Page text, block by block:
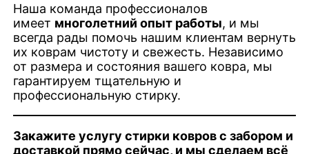
Наша команда профессионалов
имеет многолетний опыт работы, и мы
всегда рады помочь нашим клиентам вернуть
их коврам чистоту и свежесть. Независимо
от размера и состояния вашего ковра, мы
гарантируем тщательную и
профессиональную стирку.
Закажите услугу стирки ковров с забором и
доставкой прямо сейчас, и мы сделаем всё